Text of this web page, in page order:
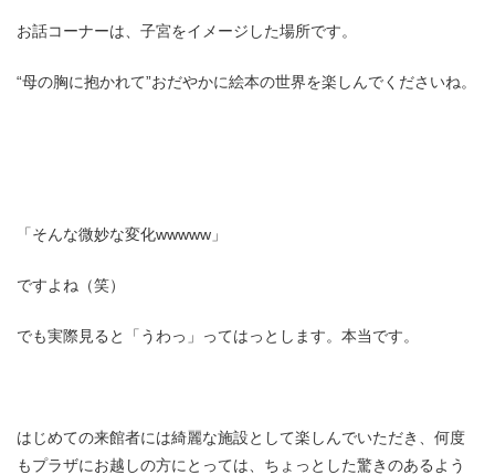
お話コーナーは、子宮をイメージした場所です。
“母の胸に抱かれて”おだやかに絵本の世界を楽しんでくださいね。
「そんな微妙な変化wwwww」
ですよね（笑）
でも実際見ると「うわっ」ってはっとします。本当です。
はじめての来館者には綺麗な施設として楽しんでいただき、何度
もプラザにお越しの方にとっては、ちょっとした驚きのあるよう